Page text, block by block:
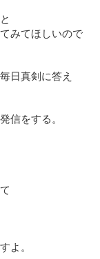
みてほしいので
日真剣に答え
信をする。
よ。